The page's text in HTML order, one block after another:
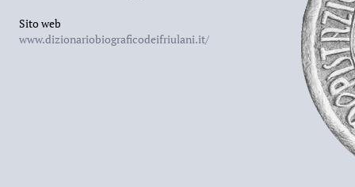
Sito web
www.dizionariobiograficodeifriulani.it/